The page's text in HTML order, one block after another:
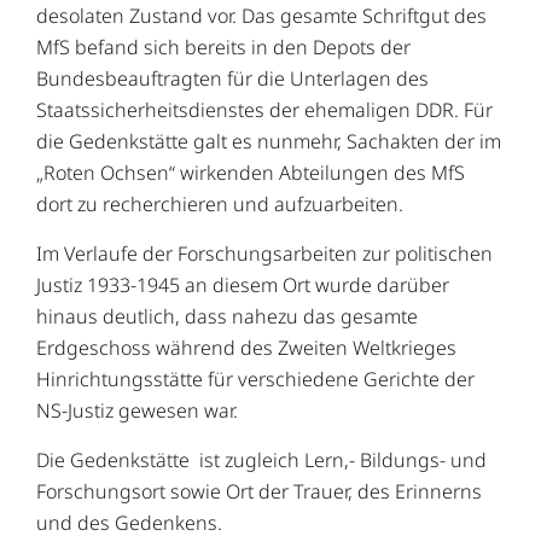
desolaten Zustand vor. Das gesamte Schriftgut des
MfS befand sich bereits in den Depots der
Bundesbeauftragten für die Unterlagen des
Staatssicherheitsdienstes der ehemaligen DDR. Für
die Gedenkstätte galt es nunmehr, Sachakten der im
„Roten Ochsen“ wirkenden Abteilungen des MfS
dort zu recherchieren und aufzuarbeiten.
Im Verlaufe der Forschungsarbeiten zur politischen
Justiz 1933-1945 an diesem Ort wurde darüber
hinaus deutlich, dass nahezu das gesamte
Erdgeschoss während des Zweiten Weltkrieges
Hinrichtungsstätte für verschiedene Gerichte der
NS-Justiz gewesen war.
Die Gedenkstätte ist zugleich Lern,- Bildungs- und
Forschungsort sowie Ort der Trauer, des Erinnerns
und des Gedenkens.